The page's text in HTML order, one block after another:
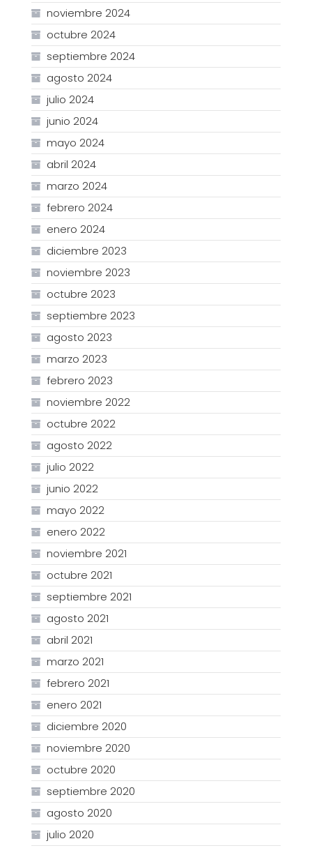
noviembre 2024
octubre 2024
septiembre 2024
agosto 2024
julio 2024
junio 2024
mayo 2024
abril 2024
marzo 2024
febrero 2024
enero 2024
diciembre 2023
noviembre 2023
octubre 2023
septiembre 2023
agosto 2023
marzo 2023
febrero 2023
noviembre 2022
octubre 2022
agosto 2022
julio 2022
junio 2022
mayo 2022
enero 2022
noviembre 2021
octubre 2021
septiembre 2021
agosto 2021
abril 2021
marzo 2021
febrero 2021
enero 2021
diciembre 2020
noviembre 2020
octubre 2020
septiembre 2020
agosto 2020
julio 2020